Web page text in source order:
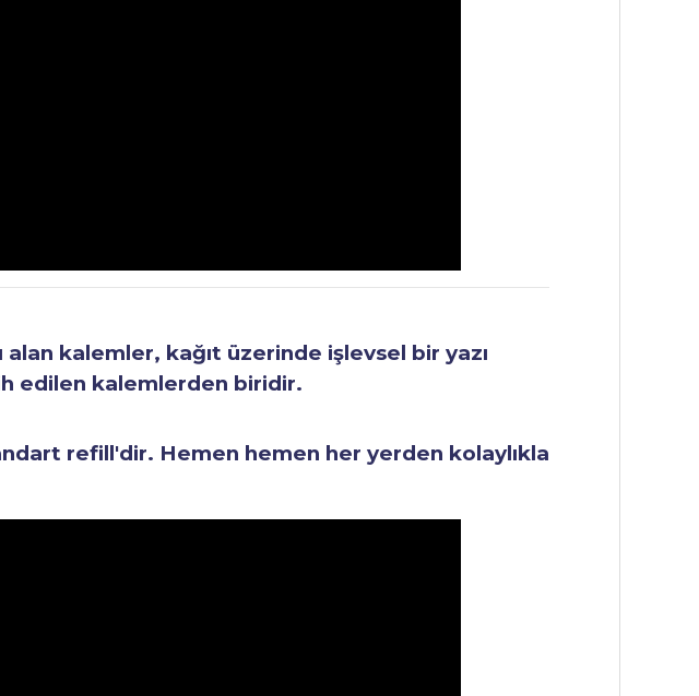
kalemler, kağıt üzerinde işlevsel bir yazı
edilen kalemlerden biridir.
refill'dir. Hemen hemen her yerden kolaylıkla